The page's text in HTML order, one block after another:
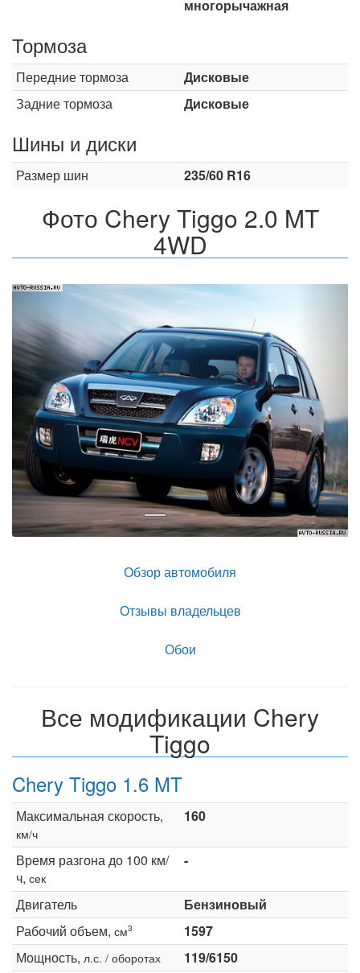
многорычажная
Тормоза
Передние тормоза
Дисковые
Задние тормоза
Дисковые
Шины и диски
Размер шин 235/60 R16
Фото Chery Tiggo 2.0 MT
4WD
Назад
Обзор автомобиля
Отзывы владельцев
Обои
Все модификации Chery
Tiggo
Chery Tiggo 1.6 MT
Максимальная скорость,
км/ч
160
Время разгона до 100 км/
ч, сек
-
Двигатель
Бензиновый
Рабочий объем, см3
1597
Мощность, л.с. / оборотах
119/6150